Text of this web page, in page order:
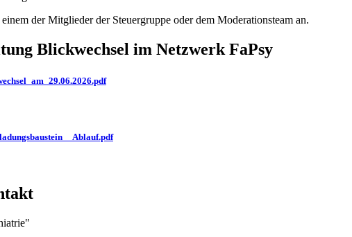
der Mitglieder der Steuergruppe oder dem Moderationsteam an.
Blickwechsel im Netzwerk FaPsy